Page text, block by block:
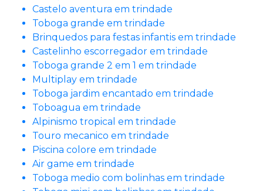
Castelo aventura em trindade
Toboga grande em trindade
Brinquedos para festas infantis em trindade
Castelinho escorregador em trindade
Toboga grande 2 em 1 em trindade
Multiplay em trindade
Toboga jardim encantado em trindade
Toboagua em trindade
Alpinismo tropical em trindade
Touro mecanico em trindade
Piscina colore em trindade
Air game em trindade
Toboga medio com bolinhas em trindade